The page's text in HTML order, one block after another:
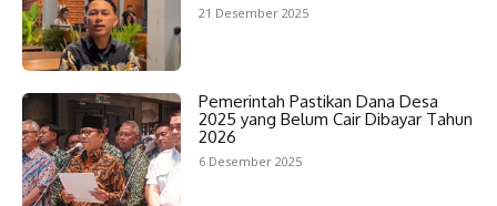
21 Desember 2025
Pemerintah Pastikan Dana Desa
2025 yang Belum Cair Dibayar Tahun
2026
6 Desember 2025